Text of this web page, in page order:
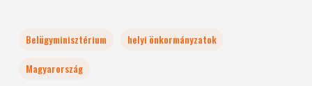
Belügyminisztérium
helyi önkormányzatok
Magyarország